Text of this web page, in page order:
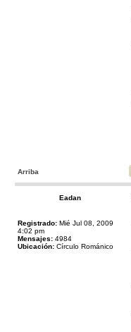
Arriba
Eadan
Registrado: Mié Jul 08, 2009
4:02 pm
Mensajes: 4984
Ubicación: Círculo Románico